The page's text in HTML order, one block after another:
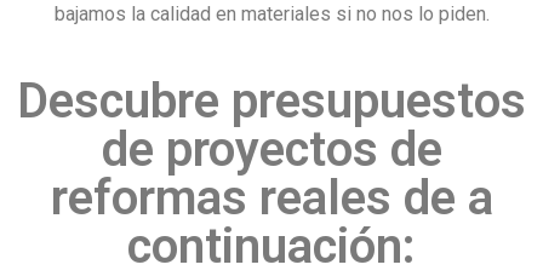
bajamos la calidad en materiales si no nos lo piden.
Descubre presupuestos
de proyectos de
reformas reales de a
continuación: